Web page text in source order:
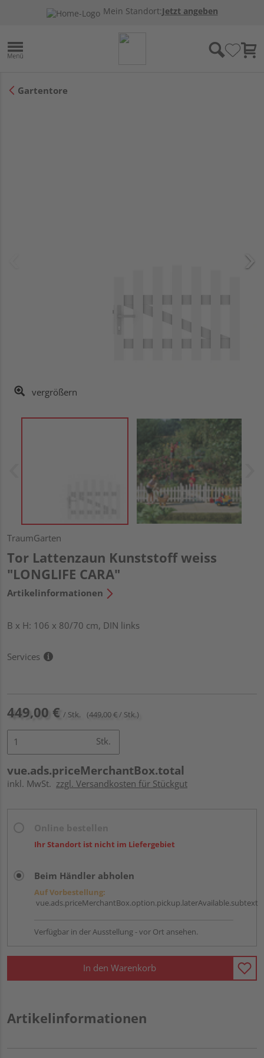
Mein Standort:Jetzt angeben
Gartentore
vergrößern
TraumGarten
Tor Lattenzaun Kunststoff weiss
"LONGLIFE CARA"
Artikelinformationen
B x H: 106 x 80/70 cm, DIN links
Services
449,00 € / Stk. (449,00 € / Stk.)
Stk.
vue.ads.priceMerchantBox.total
inkl. MwSt. zzgl. Versandkosten für Stückgut
Ihr Standort ist nicht im Liefergebiet
Beim Händler abholen
Auf Vorbestellung:
vue.ads.priceMerchantBox.option.pickup.laterAvailable.subtext
Verfügbar in der Ausstellung - vor Ort ansehen.
In den Warenkorb
Artikelinformationen